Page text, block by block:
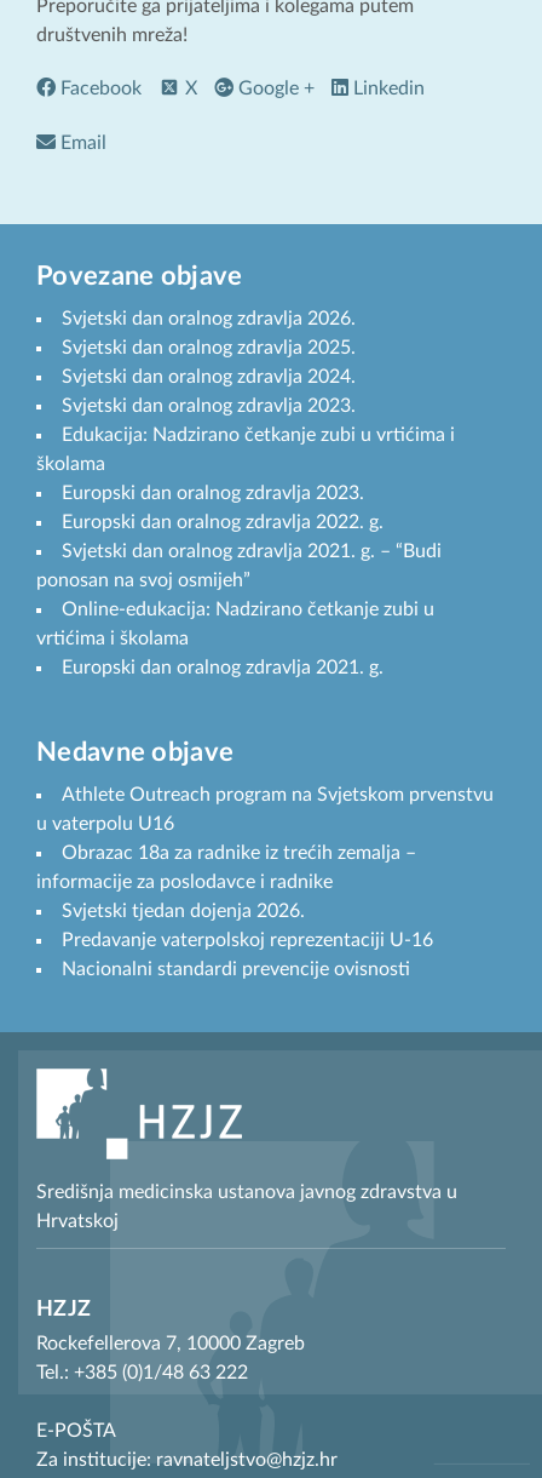
Preporučite ga prijateljima i kolegama putem
društvenih mreža!
Facebook X Google + Linkedin
Email
Povezane objave
Svjetski dan oralnog zdravlja 2026.
Svjetski dan oralnog zdravlja 2025.
Svjetski dan oralnog zdravlja 2024.
Svjetski dan oralnog zdravlja 2023.
Edukacija: Nadzirano četkanje zubi u vrtićima i
školama
Europski dan oralnog zdravlja 2023.
Europski dan oralnog zdravlja 2022. g.
Svjetski dan oralnog zdravlja 2021. g. – “Budi
ponosan na svoj osmijeh”
Online-edukacija: Nadzirano četkanje zubi u
vrtićima i školama
Europski dan oralnog zdravlja 2021. g.
Nedavne objave
Athlete Outreach program na Svjetskom prvenstvu
u vaterpolu U16
Obrazac 18a za radnike iz trećih zemalja –
informacije za poslodavce i radnike
Svjetski tjedan dojenja 2026.
Predavanje vaterpolskoj reprezentaciji U-16
Nacionalni standardi prevencije ovisnosti
Središnja medicinska ustanova javnog zdravstva u
Hrvatskoj
HZJZ
Rockefellerova 7, 10000 Zagreb
Tel.: +385 (0)1/48 63 222
E-POŠTA
Za institucije: ravnateljstvo@hzjz.hr